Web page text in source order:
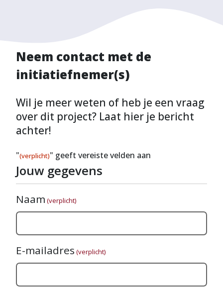
Neem contact met de
initiatiefnemer(s)
Wil je meer weten of heb je een vraag
over dit project? Laat hier je bericht
achter!
"(verplicht)" geeft vereiste velden aan
Jouw gegevens
Naam (verplicht)
E-mailadres (verplicht)